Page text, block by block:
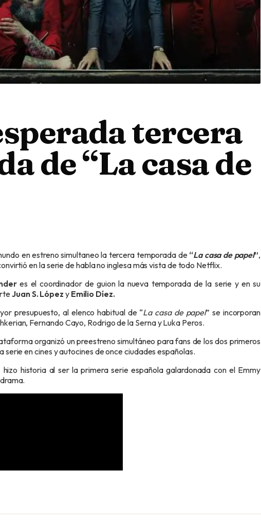
tercera
de “La casa de
en estreno simultaneo la tercera temporada de “La casa de papel”,
en la serie de habla no inglesa más vista de todo Netflix.
es el coordinador de guion la nueva temporada de la serie y en su
Juan S. López y Emilio Díez.
presupuesto, al elenco habitual de “La casa de papel” se incorporan
Fernando Cayo, Rodrigo de la Serna y Luka Peros.
organizó un preestreno simultáneo para fans de los dos primeros
en cines y autocines de once ciudades españolas.
hizo historia al ser la primera serie española galardonada con el Emmy